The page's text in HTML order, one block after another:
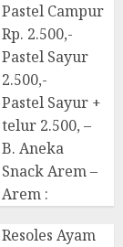
Pastel Campur
Rp. 2.500,-
Pastel Sayur
2.500,-
Pastel Sayur +
telur 2.500, –
B. Aneka
Snack Arem –
Arem :
Resoles Ayam